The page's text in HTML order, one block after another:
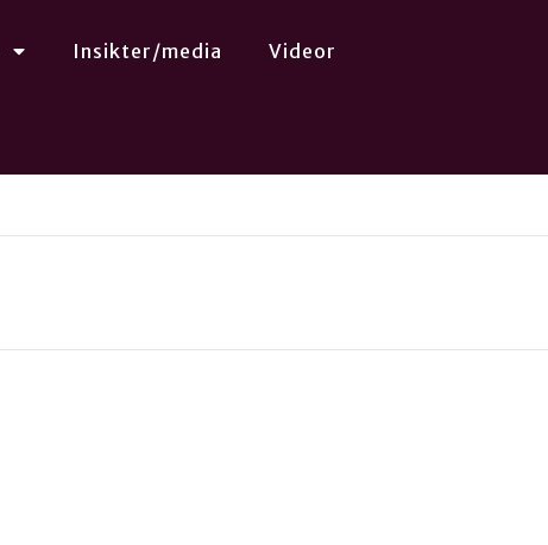
Insikter/media Videor